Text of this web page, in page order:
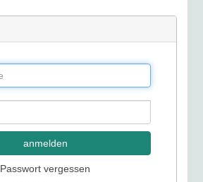
anmelden
Passwort vergessen